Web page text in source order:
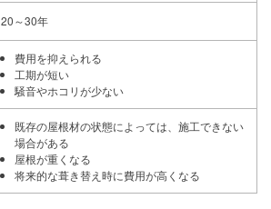
20～30年
費用を抑えられる
工期が短い
騒音やホコリが少ない
既存の屋根材の状態によっては、施工できない
場合がある
屋根が重くなる
将来的な葺き替え時に費用が高くなる